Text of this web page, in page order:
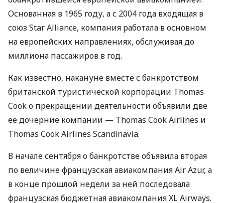
Основанная в 1965 году, а с 2004 года входящая в
союз Star Alliance, компания работала в основном
на европейских направлениях, обслуживая до
миллиона пассажиров в год.
Как известно, накануне вместе с банкротством
британской туристической корпорации Thomas
Cook о прекращении деятельности объявили две
ее дочерние компании — Thomas Cook Airlines и
Thomas Cook Airlines Scandinavia.
В начале сентября о банкротстве объявила вторая
по величине французская авиакомпания Air Azur, а
в конце прошлой недели за ней последовала
французская бюджетная авиакомпания XL Airways.